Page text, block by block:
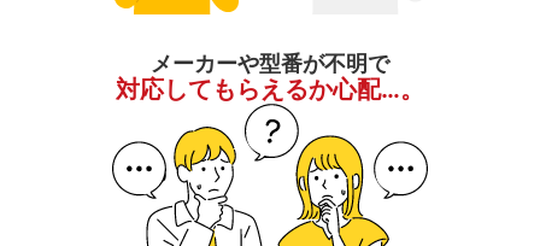
メーカーや型番が不明で
対応してもらえるか心配…。